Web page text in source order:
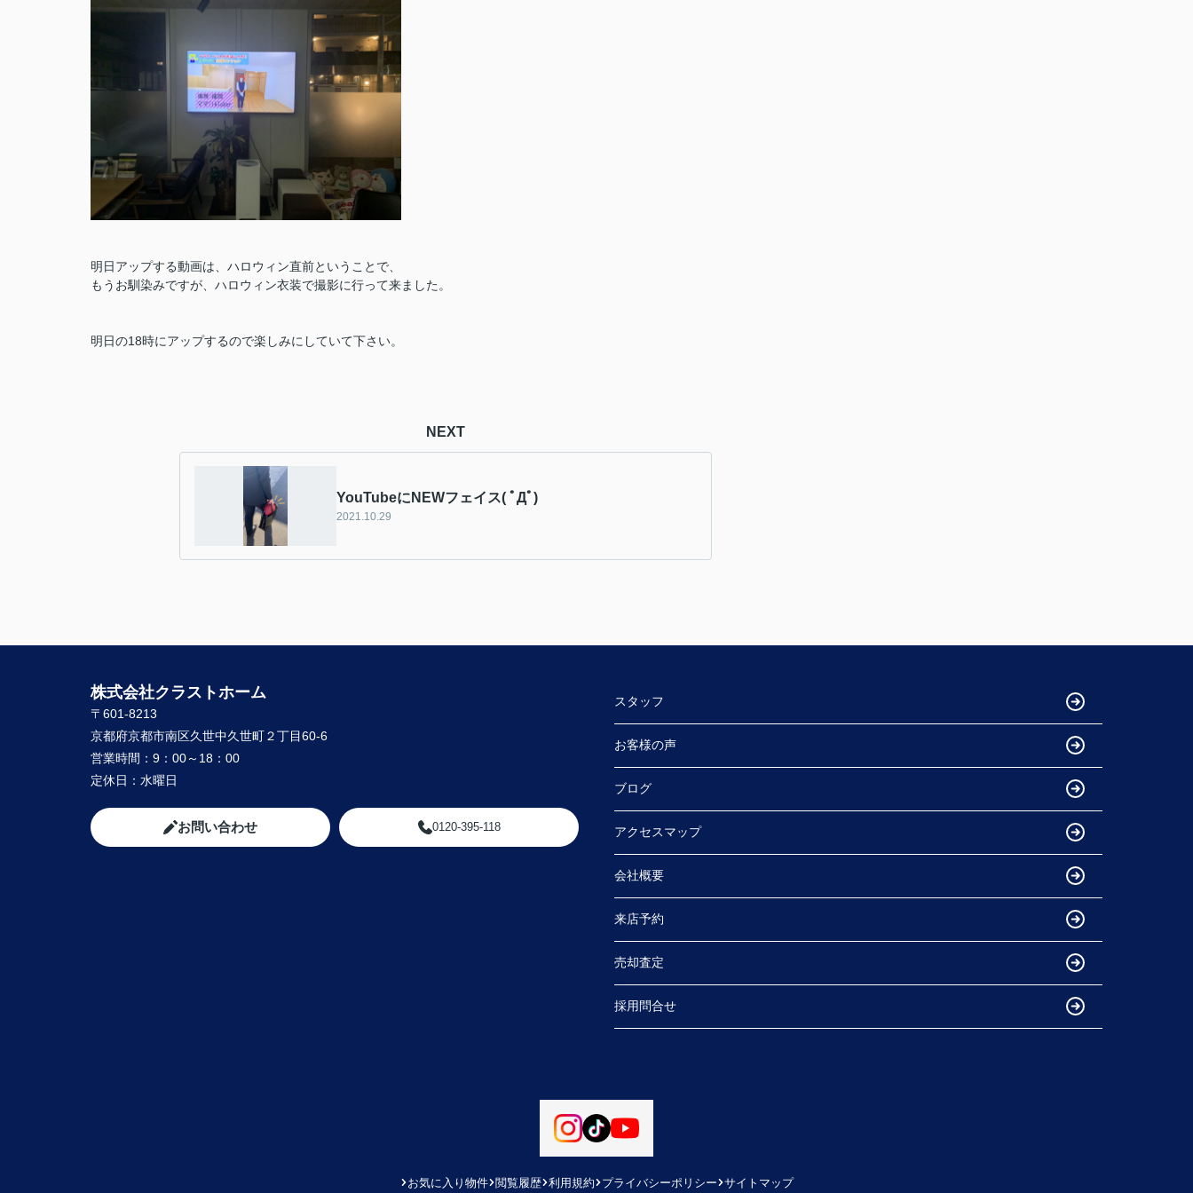
明日アップする動画は、ハロウィン直前ということで、
もうお馴染みですが、ハロウィン衣装で撮影に行って来ました。
明日の18時にアップするので楽しみにしていて下さい。
NEXT
YouTubeにNEWフェイス( ﾟДﾟ)
2021.10.29
株式会社クラストホーム
〒601-8213
京都府京都市南区久世中久世町２丁目60-6
営業時間： 9：00～18：00
定休日： 水曜日
お問い合わせ 0120-395-118
スタッフ
お客様の声
ブログ
アクセスマップ
会社概要
来店予約
売却査定
採用問合せ
お気に入り物件 閲覧履歴 利用規約 プライバシーポリシー サイトマップ